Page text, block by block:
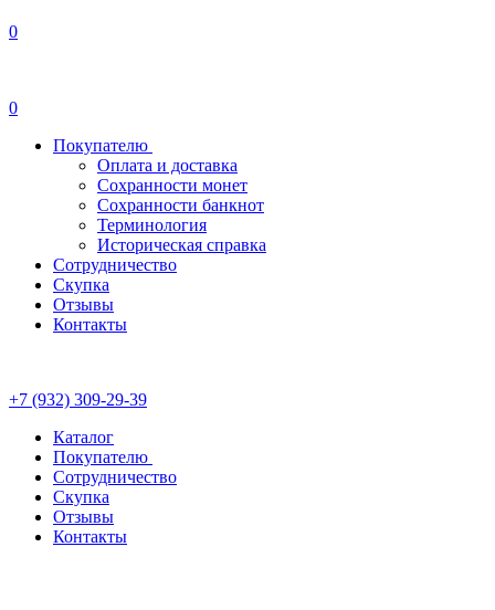
0
0
Покупателю
Оплата и доставка
Сохранности монет
Сохранности банкнот
Терминология
Историческая справка
Сотрудничество
Скупка
Отзывы
Контакты
+7 (932) 309-29-39
Каталог
Покупателю
Сотрудничество
Скупка
Отзывы
Контакты